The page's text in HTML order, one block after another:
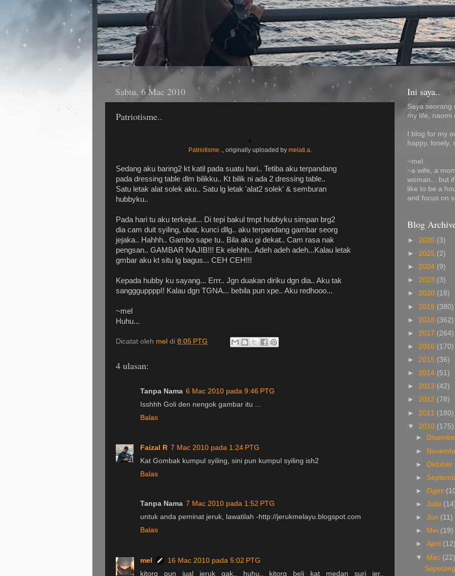
Sabtu, 6 Mac 2010
Patriotisme..
Patriotisme.. , originally uploaded by melati.a
Sedang aku baring2 kt katil pada suatu hari.. Tetiba aku terpandang
pada dressing table dlm bilikku.. Kt bilik ni ada 2 dressing table..
Satu letak alat solek aku.. Satu lg letak 'alat2 solek' & semburan
hubbyku..
Pada hari tu aku terkejut... Di tepi bakul tmpt hubbyku simpan brg2
dia cam duit syiling, ubat, kunci dllg.. aku terpandang gambar seorg
jejaka.. Hahhh.. Gambo sape tu.. Bila aku gi dekat.. Cam rasa nak
pengsan.. GAMBAR NAJIB!!! Ek elehhh.. Adeh adeh adeh...Kalau letak
gmbar aku kt situ lg bagus... CEH CEH!!!
Kepada hubby ku sayang... Errr.. Jgn duakan diriku dgn dia.. Aku tak
sangggupppp!! Kalau dgn TGNA... bebila pun xpe.. Aku redhooo...
~mel
Huhu...
Dicatat oleh mel di 8:05 PTG
4 ulasan:
Tanpa Nama 6 Mac 2010 pada 9:46 PTG
Isshhh Goli den nengok gambar itu ...
Balas
Faizal R 7 Mac 2010 pada 1:24 PTG
Kat Gombak kumpul syiling, sini pun kumpul syiling ish2
Balas
Tanpa Nama 7 Mac 2010 pada 1:52 PTG
untuk anda peminat jeruk, lawatilah -http://jerukmelayu.blogspot.com
Balas
mel
16 Mac 2010 pada 5:02 PTG
kitorg pun jual jeruk gak.. huhu.. kitorg beli kat medan suri jer..
Ini saya..
Saya seorang
my life, naomi
I blog for my
happy, lonely,
~mel
~a wife, a
woman... but
like to be a
and focus on
Blog
► 2026 (3)
► 2025 (2)
► 2024 (9)
► 2023 (3)
► 2020 (18)
► 2019 (380)
► 2018 (362)
► 2017 (264)
► 2016 (170)
► 2015 (36)
► 2014 (51)
► 2013 (42)
► 2012 (78)
► 2011 (180)
▼ 2010 (175)
►
►
►Oktober
►
►Ogos
►Julai
►Jun (11)
►
Mei (19)
►April (12)
▼ Mac (22)